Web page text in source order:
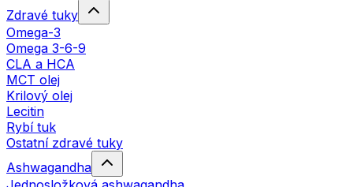
Zdravé tuky
Omega-3
Omega 3-6-9
CLA a HCA
MCT olej
Krilový olej
Lecitin
Rybí tuk
Ostatní zdravé tuky
Ashwagandha